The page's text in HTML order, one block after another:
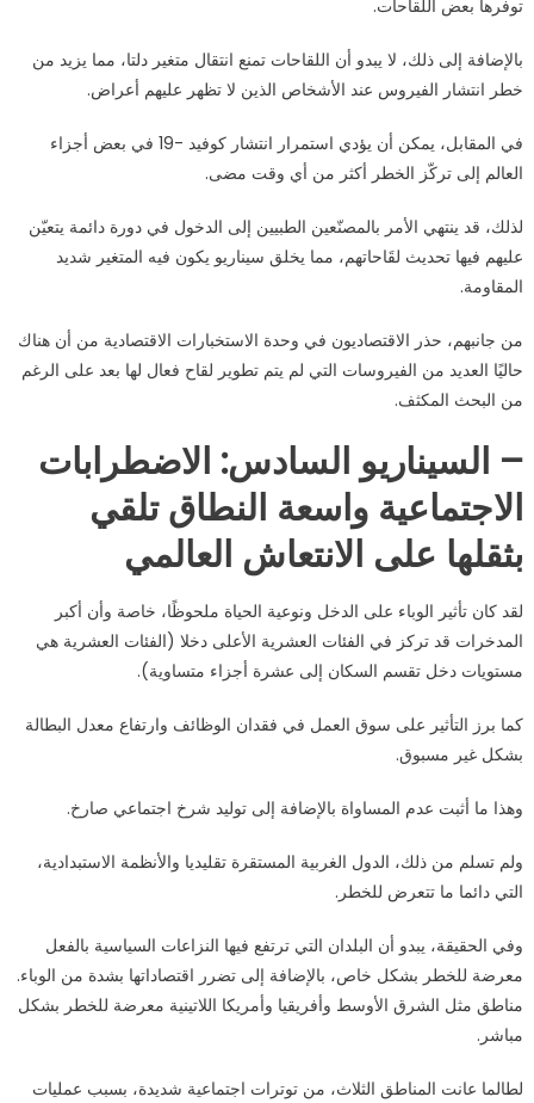
توفرها بعض اللقاحات.
بالإضافة إلى ذلك، لا يبدو أن اللقاحات تمنع انتقال متغير دلتا، مما يزيد من
خطر انتشار الفيروس عند الأشخاص الذين لا تظهر عليهم أعراض.
في المقابل، يمكن أن يؤدي استمرار انتشار كوفيد -19 في بعض أجزاء
العالم إلى تركّز الخطر أكثر من أي وقت مضى.
لذلك، قد ينتهي الأمر بالمصنّعين الطبيين إلى الدخول في دورة دائمة يتعيّن
عليهم فيها تحديث لقَاحاتهم، مما يخلق سيناريو يكون فيه المتغير شديد
المقاومة.
من جانبهم، حذر الاقتصاديون في وحدة الاستخبارات الاقتصادية من أن هناك
حاليًا العديد من الفيروسات التي لم يتم تطوير لقاح فعال لها بعد على الرغم
من البحث المكثف.
– السيناريو السادس: الاضطرابات
الاجتماعية واسعة النطاق تلقي
بثقلها على الانتعاش العالمي
لقد كان تأثير الوباء على الدخل ونوعية الحياة ملحوظًا، خاصة وأن أكبر
المدخرات قد تركز في الفئات العشرية الأعلى دخلا (الفئات العشرية هي
مستويات دخل تقسم السكان إلى عشرة أجزاء متساوية).
كما برز التأثير على سوق العمل في فقدان الوظائف وارتفاع معدل البطالة
بشكل غير مسبوق.
وهذا ما أثبت عدم المساواة بالإضافة إلى توليد شرخ اجتماعي صارخ.
ولم تسلم من ذلك، الدول الغربية المستقرة تقليديا والأنظمة الاستبدادية،
التي دائما ما تتعرض للخطر.
وفي الحقيقة، يبدو أن البلدان التي ترتفع فيها النزاعات السياسية بالفعل
معرضة للخطر بشكل خاص، بالإضافة إلى تضرر اقتصاداتها بشدة من الوباء.
مناطق مثل الشرق الأوسط وأفريقيا وأمريكا اللاتينية معرضة للخطر بشكل
مباشر.
لطالما عانت المناطق الثلاث، من توترات اجتماعية شديدة، بسبب عمليات